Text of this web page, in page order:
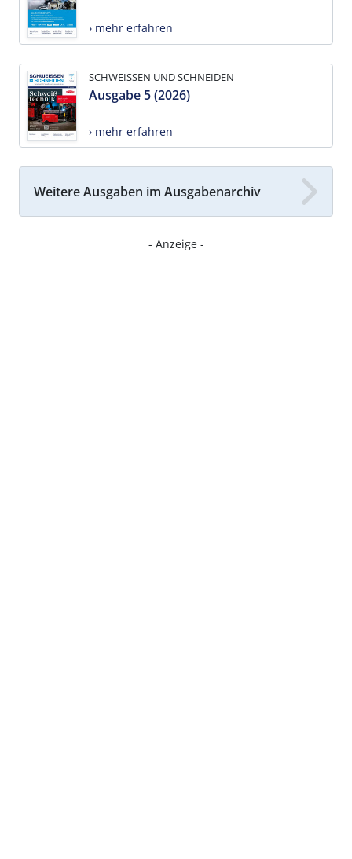
› mehr erfahren
SCHWEISSEN UND SCHNEIDEN
Ausgabe 5 (2026)
› mehr erfahren
Weitere Ausgaben im Ausgabenarchiv
- Anzeige -